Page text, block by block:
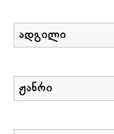
ადგილი
ჟანრი